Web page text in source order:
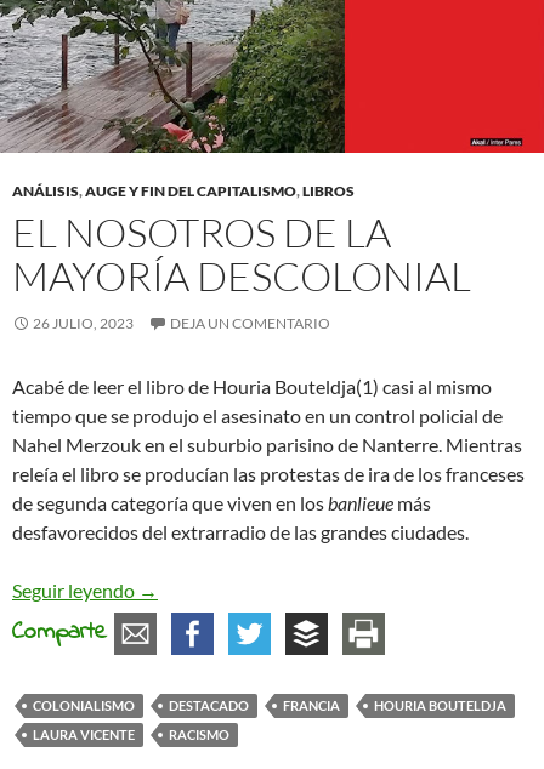
ANÁLISIS,AUGE Y FIN DEL CAPITALISMO,LIBROS
EL NOSOTROS DE LA
MAYORÍA DESCOLONIAL
26 JULIO, 2023 DEJA UN COMENTARIO
Acabé de leer el libro de Houria Bouteldja(1) casi al mismo
tiempo que se produjo el asesinato en un control policial de
Nahel Merzouk en el suburbio parisino de Nanterre. Mientras
releía el libro se producían las protestas de ira de los franceses
de segunda categoría que viven en los banlieue más
desfavorecidos del extrarradio de las grandes ciudades.
Seguir leyendo El nosotros de la mayoría descolonial
→
Comparte
COLONIALISMO DESTACADO FRANCIA
HOURIA BOUTELDJA
LAURA VICENTE
RACISMO